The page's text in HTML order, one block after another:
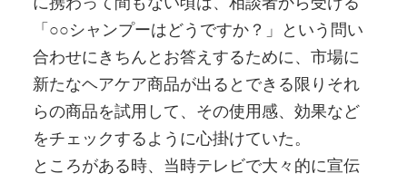
「○○シャンプーはどうですか？」という問い
合わせにきちんとお答えするために、市場に
新たなヘアケア商品が出るとできる限りそれ
らの商品を試用して、その使用感、効果など
をチェックするように心掛けていた。
ところがある時、当時テレビで大々的に宣伝